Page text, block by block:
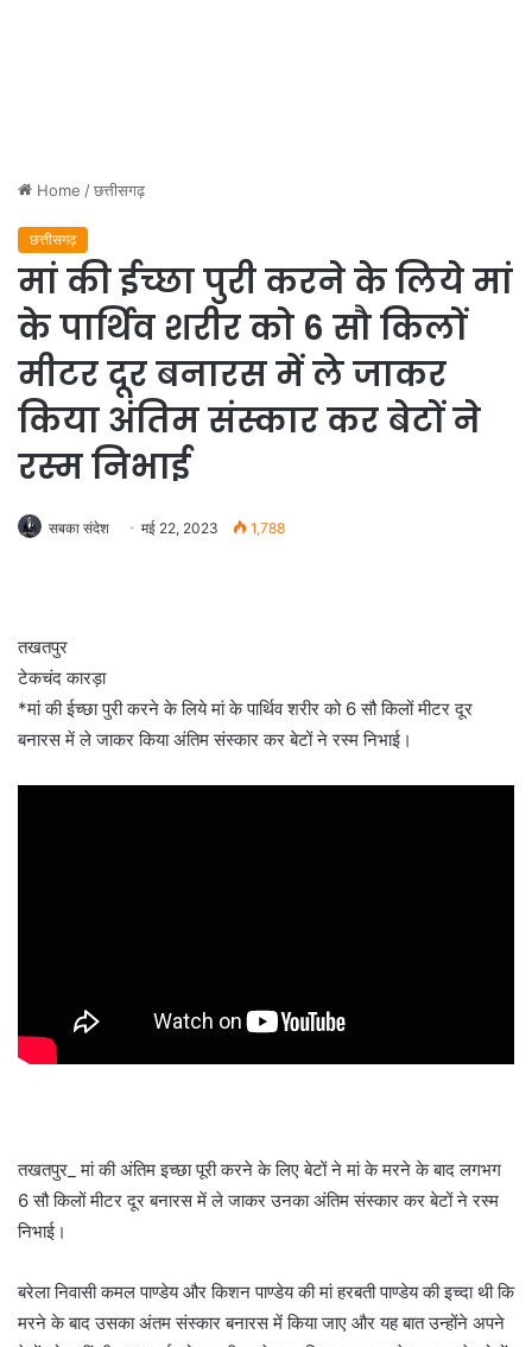
Home /छत्तीसगढ़
छत्तीसगढ़
मां की ईच्छा पुरी करने के लिये मां
के पार्थिव शरीर को 6 सौ किलों
मीटर दूर बनारस में ले जाकर
किया अंतिम संस्कार कर बेटों ने
रस्म निभाई
सबका संदेश मई 22, 2023 1,788
तखतपुर
टेकचंद कारड़ा
*मां की ईच्छा पुरी करने के लिये मां के पार्थिव शरीर को 6 सौ किलों मीटर दूर
बनारस में ले जाकर किया अंतिम संस्कार कर बेटों ने रस्म निभाई।
तखतपुर_ मां की अंतिम इच्छा पूरी करने के लिए बेटों ने मां के मरने के बाद लगभग
6 सौ किलों मीटर दूर बनारस में ले जाकर उनका अंतिम संस्कार कर बेटों ने रस्म
निभाई।
बरेला निवासी कमल पाण्डेय और किशन पाण्डेय की मां हरबती पाण्डेय की इच्दा थी कि
मरने के बाद उसका अंतम संस्कार बनारस में किया जाए और यह बात उन्होंने अपने